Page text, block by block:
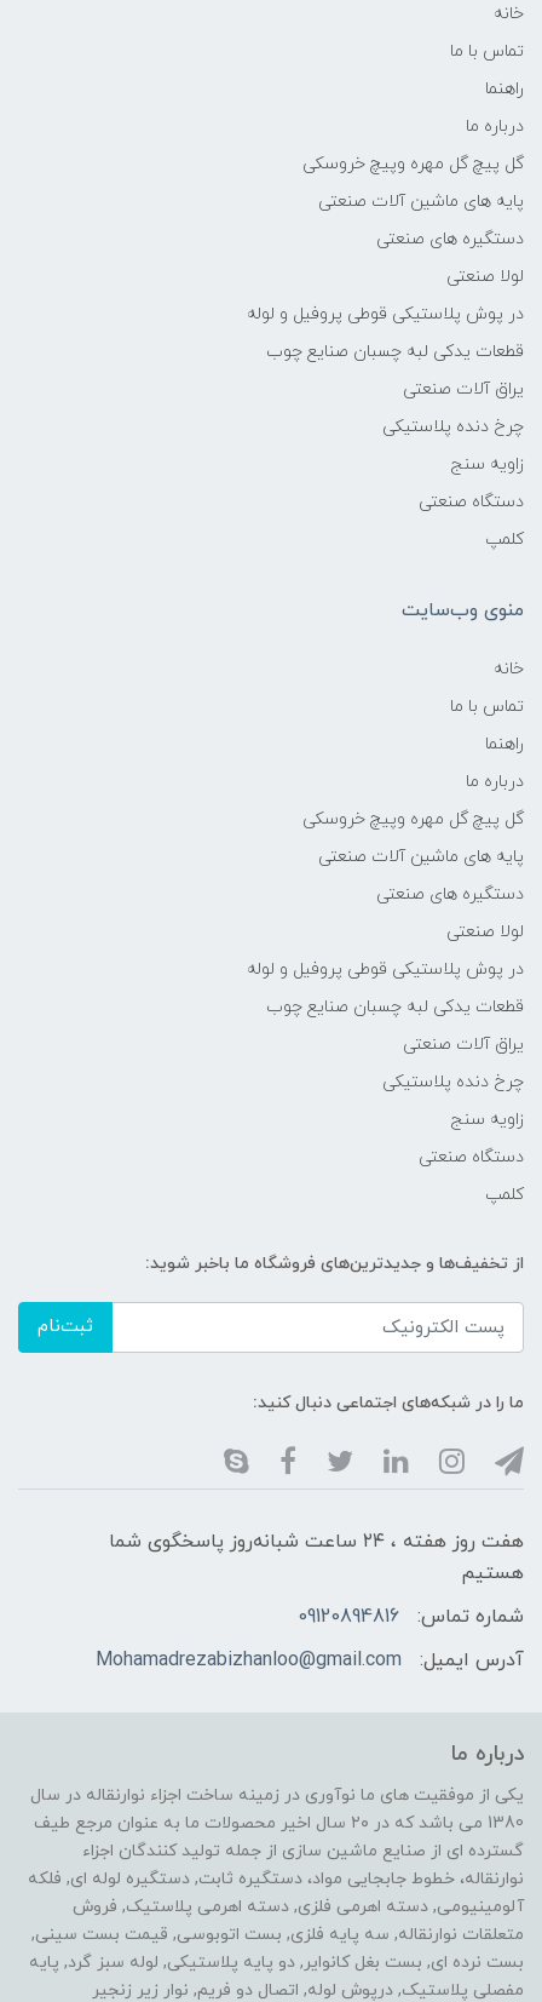
خانه
تماس با ما
راهنما
درباره ما
گل پیچ گل مهره وپیچ خروسکی
پایه های ماشین آلات صنعتی
دستگیره های صنعتی
لولا صنعتی
در پوش پلاستیکی قوطی پروفیل و لوله
قطعات یدکی لبه چسبان صنایع چوب
یراق آلات صنعتی
چرخ دنده پلاستیکی
زاویه سنج
دستگاه صنعتی
کلمپ
منوی وب‌سایت
خانه
تماس با ما
راهنما
درباره ما
گل پیچ گل مهره وپیچ خروسکی
پایه های ماشین آلات صنعتی
دستگیره های صنعتی
لولا صنعتی
در پوش پلاستیکی قوطی پروفیل و لوله
قطعات یدکی لبه چسبان صنایع چوب
یراق آلات صنعتی
چرخ دنده پلاستیکی
زاویه سنج
دستگاه صنعتی
کلمپ
از تخفیف‌ها و جدیدترین‌های فروشگاه ما باخبر شوید:
ثبت‌نام
ما را در شبکه‌های اجتماعی دنبال کنید:
هفت روز هفته ، ۲۴ ساعت شبانه‌روز پاسخگوی شما
هستیم
شماره تماس:
09120894816
آدرس ایمیل:
Mohamadrezabizhanloo@gmail.com
درباره ما
یکی از موفقیت های ما نوآوری در زمینه ساخت اجزاء نوارنقاله در سال
1380 می باشد که در ۲۰ سال اخیر محصولات ما به عنوان مرجع طیف
گسترده ای از صنایع ماشین سازی از جمله تولید کنندگان اجزاء
نوارنقاله، خطوط جابجایی مواد، دستگیره ثابت, دستگیره لوله ای, فلکه
آلومینیومی, دسته اهرمی فلزی, دسته اهرمی پلاستیک, فروش
متعلقات نوارنقاله, سه پایه فلزی, بست اتوبوسی, قیمت بست سینی,
بست نرده ای, بست بغل کانوایر, دو پایه پلاستیکی, لوله سبز گرد, پایه
مفصلی پلاستیک, درپوش لوله, اتصال دو فریم, نوار زیر زنجیر